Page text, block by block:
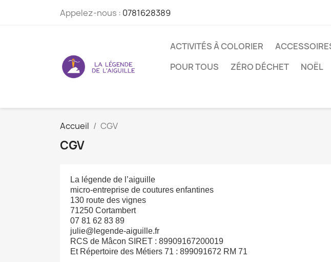
Appelez-nous : 0781628389
ACTIVITÉS À COLORIER
POUR TOUS
ZÉRO DÉCHET NOËL
Accueil CGV
CGV
La légende de l’aiguille
micro-entreprise de coutures enfantines
130 route des vignes
71250 Cortambert
07 81 62 83 89
julie@legende-aiguille.fr
RCS de Mâcon SIRET : 89909167200019
Et Répertoire des Métiers 71 : 899091672 RM 71